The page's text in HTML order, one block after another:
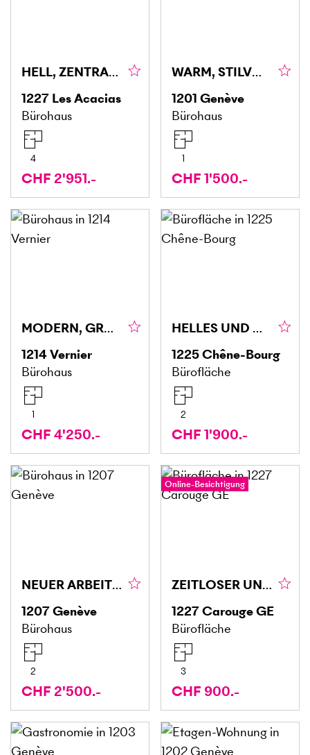
HELL, ZENTRAL, FUNKTIONAL, VIELSEITIG
1227 Les Acacias
Bürohaus
4
CHF 2'951.-
WARM, STILVOLL UND EINLADEND
1201 Genève
Bürohaus
1
CHF 1'500.-
MODERN, GROSSZÜGIG UND VIELSEITIG NUTZBAR
1214Vernier
Bürohaus
1
CHF 4'250.-
HELLES UND GEMÜTLICHES ATELIER IN CHÊNE-BOURG
1225Chêne-Bourg
Bürofläche
2
CHF 1'900.-
NEUER ARBEITSPLATZ IM ZENTRUM
1207Genève
Bürohaus
2
CHF 2'500.-
Online-Besichtigung
ZEITLOSER UND ZENTRUMSNAHER BÜRORAUM
1227Carouge GE
Bürofläche
3
CHF 900.-